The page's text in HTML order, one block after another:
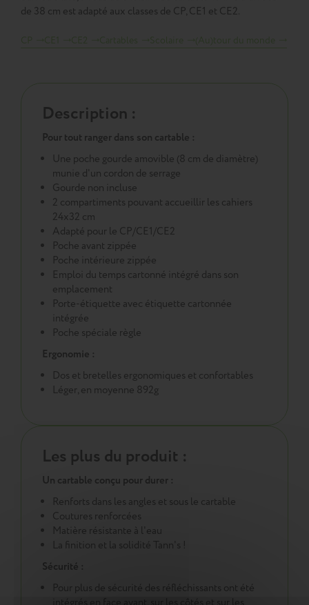
de 38 cm est adapté aux classes de CP, CE1 et CE2.
Description :
Pour tout ranger dans son cartable :
Une poche gourde amovible (8 cm de diamètre)
munie d'un cordon de serrage
Gourde non incluse
2 compartiments pouvant accueillir les cahiers
24x32 cm
Adapté pour le CP/CE1/CE2
Poche avant zippée
Poche intérieure zippée
Emploi du temps cartonné intégré dans son
emplacement
Porte-étiquette avec étiquette cartonnée
intégrée
Poche spéciale règle
Ergonomie :
Dos et bretelles ergonomiques et confortables
Léger, en moyenne 892g
Les plus du produit :
Un cartable conçu pour durer :
Renforts dans les angles et sous le cartable
Coutures renforcées
Matière résistante à l'eau
La finition et la solidité Tann's !
Sécurité :
Pour plus de sécurité des réfléchissants ont été